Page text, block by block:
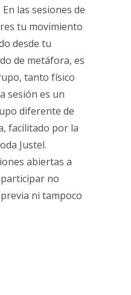
las sesiones de
tu movimiento
desde tu
de metáfora, es
tanto físico
sesión es un
diferente de
facilitado por la
Justel.
abiertas a
no
ni tampoco